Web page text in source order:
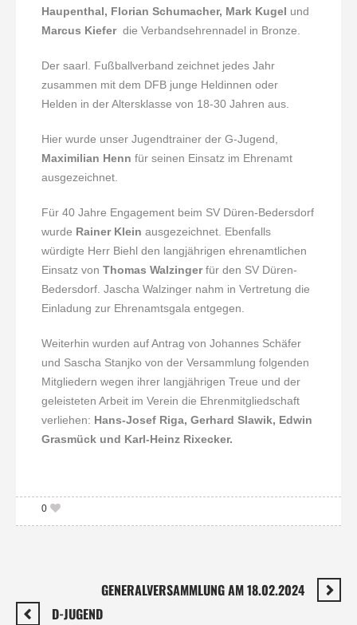
Haupenthal, Florian Schumacher, Mark Kugel und
Marcus Kieferdie Verbandsehrennadel in Bronze.
Der saarl. Fußballverband zeichnet jedes Jahr
zusammen mit dem DFB junge Heldinnen oder
Helden in der Altersklasse von 18-30 Jahren aus.
Hier wurde unser Jugendtrainer der G-Jugend,
Maximilian Henn für seinen Einsatz im Ehrenamt
ausgezeichnet.
Für 40 Jahre Engagement beim SV Düren-Bedersdorf
wurde Rainer Klein ausgezeichnet. Ebenfalls
würdigte Herr Biehl den langjährigen ehrenamtlichen
Einsatz von Thomas Walzingerfür den SV Düren-
Bedersdorf. Jascha Walzinger nahm in Vertretung die
Einladung zur Ehrenamtsgala entgegen.
Weiterhin wurden auf Antrag von Johannes Schäfer
und Sascha Stanjko von der Versammlung folgenden
Mitgliedern wegen ihrer langjährigen Treue und der
geleisteten Arbeit im Verein die Ehrenmitgliedschaft
verliehen: Hans-Josef Riga, Gerhard Slawik, Edwin
Grasmück und Karl-Heinz Rixecker.
0
GENERALVERSAMMLUNG AM 18.02.2024
D-JUGEND